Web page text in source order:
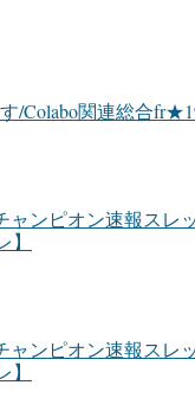
/Colabo関連総合
ャンピオン速報スレ
ャンピオン速報スレ